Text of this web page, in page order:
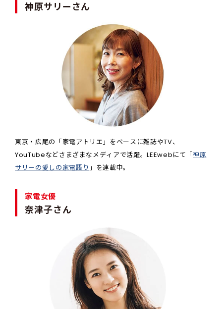
神原サリーさん
東京・広尾の「家電アトリエ」をベースに雑誌やTV、
YouTubeなどさまざまなメディアで活躍。LEEwebにて「神原
サリーの愛しの家電語り 」を連載中。
家電女優
奈津子さん